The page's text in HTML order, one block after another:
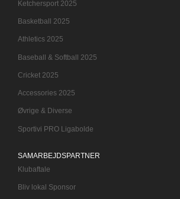
Ketchersport 2025
Basketball 2025
Athletics 2025
Baseball & Softball 2025
Cricket 2025
Accessories 2025
Øvrige & Diverse
Sportivi PRO Ligabolde
SAMARBEJDSPARTNER
Klubaftale
Bliv lokal Sponsor